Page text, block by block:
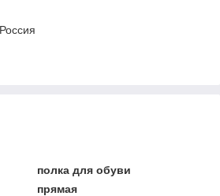
полка для обуви
прямая